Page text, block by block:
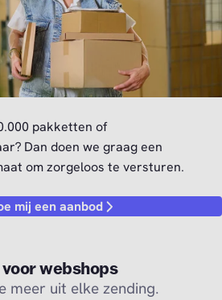
pakketten of
Dan doen we graag een
om zorgeloos te versturen.
mij een aanbod
webshops
meer uit elke zending.